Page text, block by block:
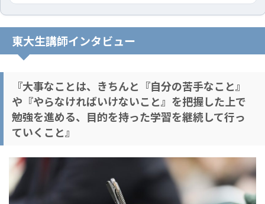
東大生講師インタビュー
『大事なことは、きちんと『自分の苦手なこと』
や『やらなければいけないこと』を把握した上で
勉強を進める、目的を持った学習を継続して行っ
ていくこと』